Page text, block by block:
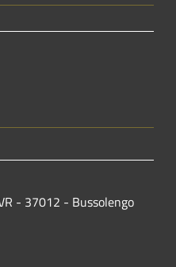
- 37012 - Bussolengo